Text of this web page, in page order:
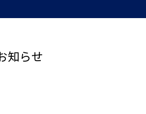
知らせ